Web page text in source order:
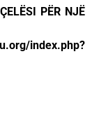
PËR NJË
index.php?